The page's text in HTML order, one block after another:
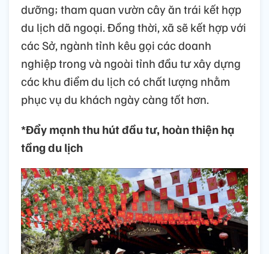
dưỡng; tham quan vườn cây ăn trái kết hợp
du lịch dã ngoại. Đồng thời, xã sẽ kết hợp với
các Sở, ngành tỉnh kêu gọi các doanh
nghiệp trong và ngoài tỉnh đầu tư xây dựng
các khu điểm du lịch có chất lượng nhằm
phục vụ du khách ngày càng tốt hơn.
*Đẩy mạnh thu hút đầu tư, hoàn thiện hạ
tầng du lịch